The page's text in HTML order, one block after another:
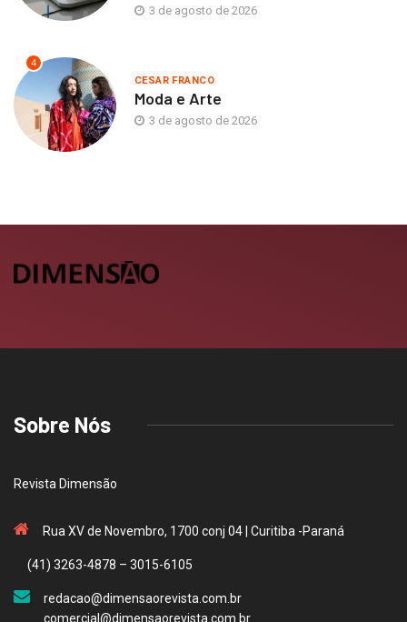
3 de agosto de 2026
4
CESAR FRANCO
Moda e Arte
3 de agosto de 2026
Sobre Nós
Revista Dimensão
Rua XV de Novembro, 1700 conj 04 | Curitiba -Paraná
(41) 3263-4878 – 3015-6105
redacao@dimensaorevista.com.br
comercial@dimensaorevista.com.br